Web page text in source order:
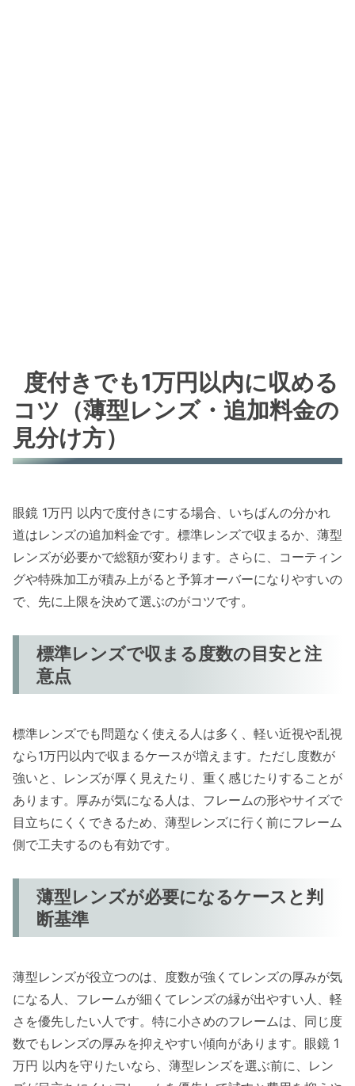
度付きでも1万円以内に収める
コツ（薄型レンズ・追加料金の
見分け方）
眼鏡 1万円 以内で度付きにする場合、いちばんの分かれ
道はレンズの追加料金です。標準レンズで収まるか、薄型
レンズが必要かで総額が変わります。さらに、コーティン
グや特殊加工が積み上がると予算オーバーになりやすいの
で、先に上限を決めて選ぶのがコツです。
標準レンズで収まる度数の目安と注
意点
標準レンズでも問題なく使える人は多く、軽い近視や乱視
なら1万円以内で収まるケースが増えます。ただし度数が
強いと、レンズが厚く見えたり、重く感じたりすることが
あります。厚みが気になる人は、フレームの形やサイズで
目立ちにくくできるため、薄型レンズに行く前にフレーム
側で工夫するのも有効です。
薄型レンズが必要になるケースと判
断基準
薄型レンズが役立つのは、度数が強くてレンズの厚みが気
になる人、フレームが細くてレンズの縁が出やすい人、軽
さを優先したい人です。特に小さめのフレームは、同じ度
数でもレンズの厚みを抑えやすい傾向があります。眼鏡 1
万円 以内を守りたいなら、薄型レンズを選ぶ前に、レン